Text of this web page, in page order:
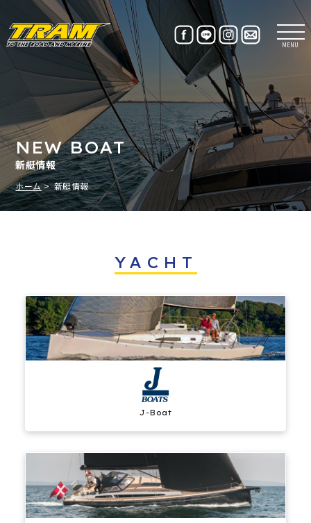
MENU
新艇情報
NEW BOAT
ホーム 新艇情報
YACHT
J-Boat